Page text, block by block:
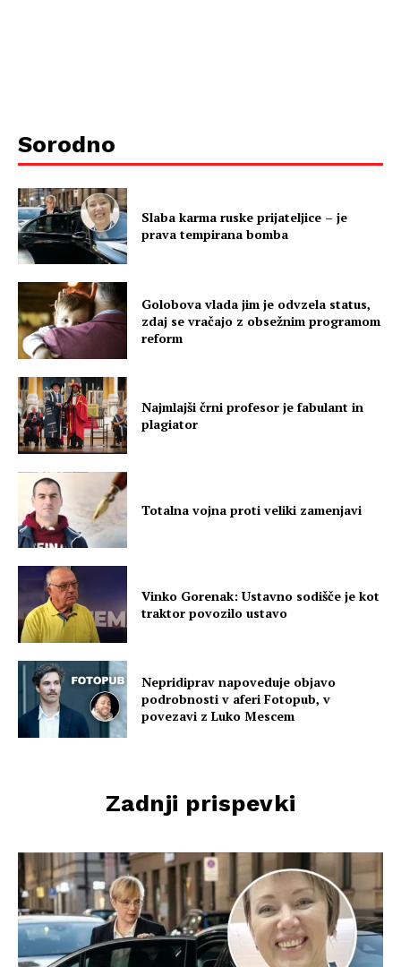
Sorodno
Slaba karma ruske prijateljice – je
prava tempirana bomba
Golobova vlada jim je odvzela status,
zdaj se vračajo z obsežnim programom
reform
Najmlajši črni profesor je fabulant in
plagiator
Totalna vojna proti veliki zamenjavi
Vinko Gorenak: Ustavno sodišče je kot
traktor povozilo ustavo
Nepridiprav napoveduje objavo
podrobnosti v aferi Fotopub, v
povezavi z Luko Mescem
Zadnji prispevki